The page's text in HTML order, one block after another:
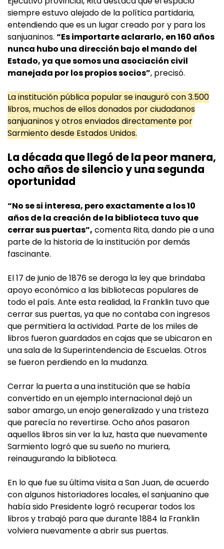
siempre estuvo alejado de la política partidaria,
entendiendo que es un lugar creado por y para los
sanjuaninos. “Es importarte aclararlo, en 160 años
nunca hubo una dirección bajo el mando del
Estado, ya que somos una asociación civil
manejada por los propios socios”, precisó.
La institución pública popular se inauguró con 3.500
libros, muchos de ellos donados por ciudadanos
sanjuaninos y otros enviados directamente por
Sarmiento desde Estados Unidos.
La década que llegó de la peor manera,
ocho años de silencio y una segunda
oportunidad
“No se si interesa, pero exactamente a los 10
años de la creación de la biblioteca tuvo que
cerrar sus puertas”, comenta Rita, dando pie a una
parte de la historia de la institución por demás
fascinante.
El 17 de junio de 1876 se deroga la ley que brindaba
apoyo económico a las bibliotecas populares de
todo el país. Ante esta realidad, la Franklin tuvo que
cerrar sus puertas, ya que no contaba con ingresos
que permitiera la actividad. Parte de los miles de
libros fueron guardados en cajas que se ubicaron en
una sala de la Superintendencia de Escuelas. Otros
se fueron perdiendo en la mudanza.
Cerrar la puerta a una institución que se había
convertido en un ejemplo internacional dejó un
sabor amargo, un enojo generalizado y una tristeza
que parecía no revertirse. Ocho años pasaron
aquellos libros sin ver la luz, hasta que nuevamente
Sarmiento logró que su sueño no muriera,
reinaugurando la biblioteca.
En lo que fue su última visita a San Juan, de acuerdo
con algunos historiadores locales, el sanjuanino que
había sido Presidente logró recuperar todos los
libros y trabajó para que durante 1884 la Franklin
volviera nuevamente a abrir sus puertas.